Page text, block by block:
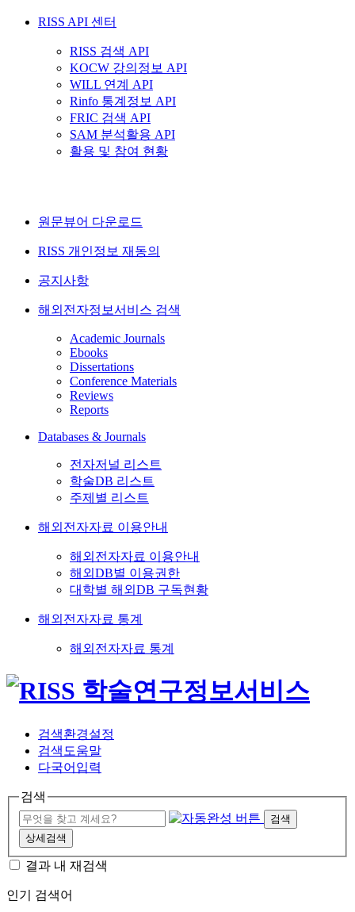
RISS API 센터
RISS 검색 API
KOCW 강의정보 API
WILL 연계 API
Rinfo 통계정보 API
FRIC 검색 API
SAM 분석활용 API
활용 및 참여 현황
원문뷰어 다운로드
RISS 개인정보 재동의
공지사항
해외전자정보서비스 검색
Academic Journals
Ebooks
Dissertations
Conference Materials
Reviews
Reports
Databases & Journals
전자저널 리스트
학술DB 리스트
주제별 리스트
해외전자자료 이용안내
해외전자자료 이용안내
해외DB별 이용권한
대학별 해외DB 구독현황
해외전자자료 통계
해외전자자료 통계
검색환경설정
검색도움말
다국어입력
검색
검색
상세검색
결과 내 재검색
인기 검색어